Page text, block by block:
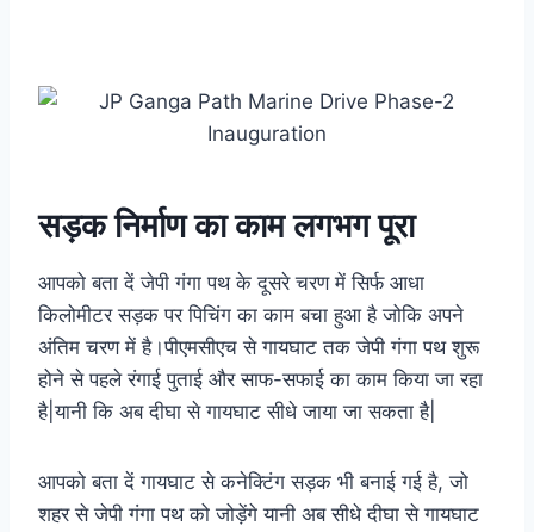
सड़क निर्माण का काम लगभग पूरा
आपको बता दें जेपी गंगा पथ के दूसरे चरण में सिर्फ आधा
किलोमीटर सड़क पर पिचिंग का काम बचा हुआ है जोकि अपने
अंतिम चरण में है।पीएमसीएच से गायघाट तक जेपी गंगा पथ शुरू
होने से पहले रंगाई पुताई और साफ-सफाई का काम किया जा रहा
है|यानी कि अब दीघा से गायघाट सीधे जाया जा सकता है|
आपको बता दें गायघाट से कनेक्टिंग सड़क भी बनाई गई है, जो
शहर से जेपी गंगा पथ को जोड़ेंगे यानी अब सीधे दीघा से गायघाट